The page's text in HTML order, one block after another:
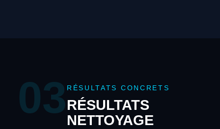
03 RÉSULTATS CONCRETS
RÉSULTATS
NETTOYAGE